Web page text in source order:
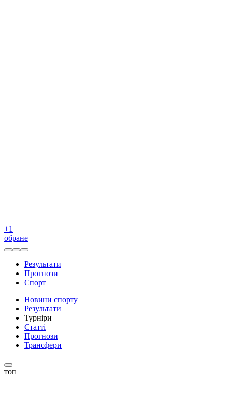
+1
обране
Результати
Прогнози
Спорт
Новини спорту
Результати
Турніри
Статті
Прогнози
Трансфери
топ